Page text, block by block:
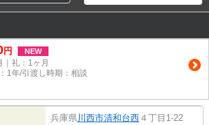
円 NEW
｜礼：1ヶ月
1年/引渡し時期：相談
兵庫県川西市清和台西 ４丁目1-22